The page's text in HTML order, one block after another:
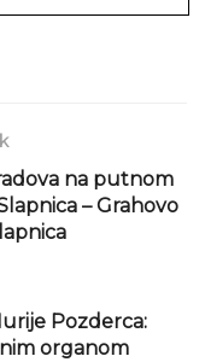
na putnom
– Grahovo
Pozderca:
organom